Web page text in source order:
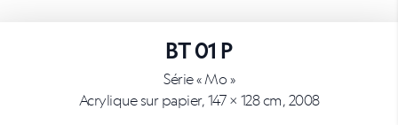
BT 01 P
Série « Mo »
Acrylique sur papier, 147 × 128 cm, 2008